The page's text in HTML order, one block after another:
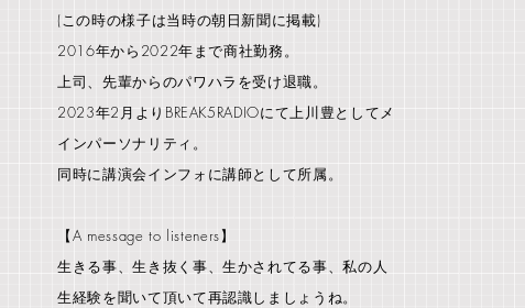
(この時の様子は当時の朝日新聞に掲載)
2016年から2022年まで商社勤務。
上司、先輩からのパワハラを受け退職。
2023年2月よりBREAK5RADIOにて上川豊としてメ
インパーソナリティ。
同時に講演会インフォに講師として所属。
【A message to listeners】
生きる事、生き抜く事、生かされてる事、私の人
生経験を聞いて頂いて再認識しましょうね。